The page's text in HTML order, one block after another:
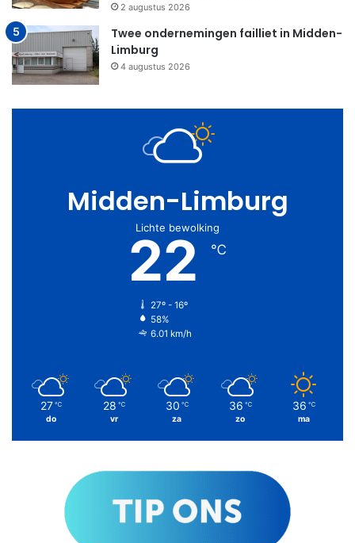
2 augustus 2026
Twee ondernemingen failliet in Midden-
Limburg
4 augustus 2026
Midden-Limburg
Lichte bewolking
22 ℃
27º - 16º
58%
6.01 km/h
27 ℃
do
28 ℃
vr
30 ℃
za
36 ℃
zo
36 ℃
ma